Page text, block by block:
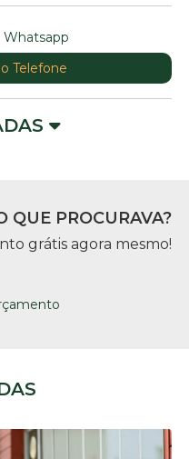
Telefone
QUE PROCURAVA?
grátis agora mesmo!